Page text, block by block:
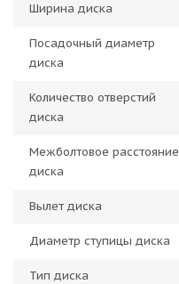
Ширина диска
Посадочный диаметр
диска
Количество отверстий
диска
Межболтовое расстояние
диска
Вылет диска
Диаметр ступицы диска
Тип диска